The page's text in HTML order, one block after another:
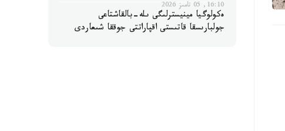
16:10, 05 تامىز 2026
ەكولوگيا مينيسترلىگى ىلە-بالقاشتاعى
جولبارىسقا قاتىستى اقپاراتتى جوققا شىعاردى